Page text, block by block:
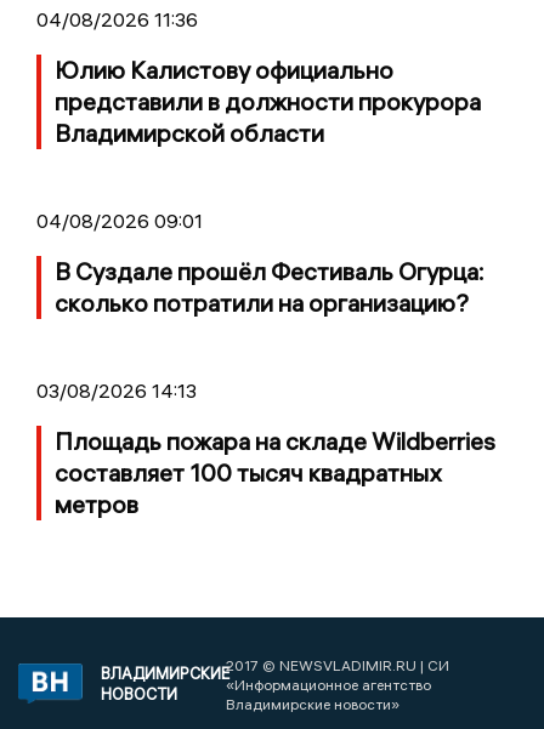
04/08/2026 11:36
Юлию Калистову официально
представили в должности прокурора
Владимирской области
04/08/2026 09:01
В Суздале прошёл Фестиваль Огурца:
сколько потратили на организацию?
03/08/2026 14:13
Площадь пожара на складе Wildberries
составляет 100 тысяч квадратных
метров
ВЛАДИМИРСКИЕ
НОВОСТИ
2017 © NEWSVLADIMIR.RU | СИ
«Информационное агентство
Владимирские новости»